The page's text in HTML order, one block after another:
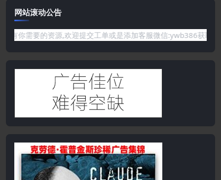
网站滚动公告
要的资源,欢迎提交工单或是添加客服微信:ywb386获取帮助！